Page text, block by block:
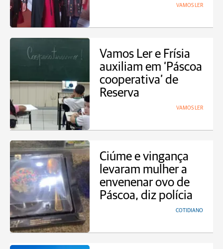
VAMOS LER
Vamos Ler e Frísia
auxiliam em ‘Páscoa
cooperativa’ de
Reserva
VAMOS LER
Ciúme e vingança
levaram mulher a
envenenar ovo de
Páscoa, diz polícia
COTIDIANO